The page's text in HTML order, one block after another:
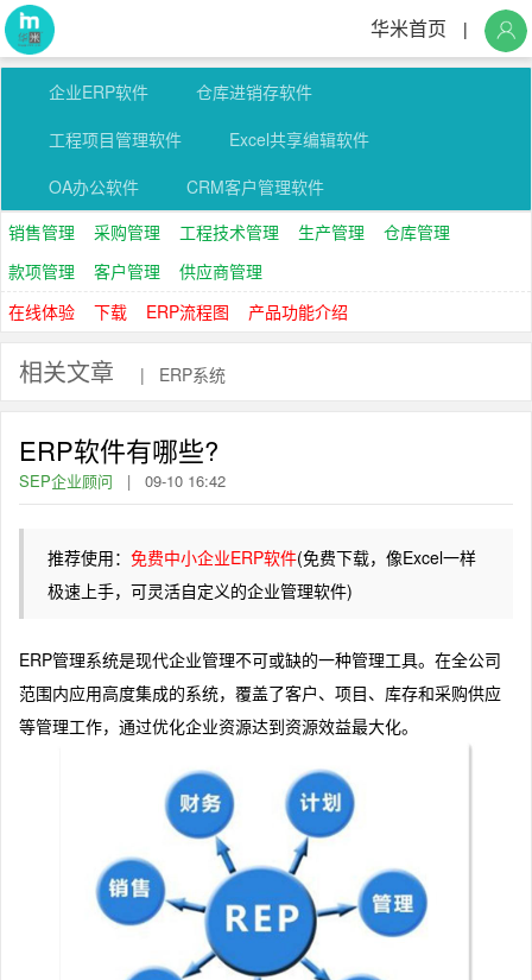
华米首页 |
企业ERP软件
仓库进销存软件
工程项目管理软件
Excel共享编辑软件
OA办公软件
CRM客户管理软件
销售管理
采购管理 工程技术管理 生产管理
仓库管理
款项管理
客户管理
供应商管理
在线体验
下载 ERP流程图 产品功能介绍
相关文章 | ERP系统
ERP软件有哪些?
SEP企业顾问 | 09-10 16:42
推荐使用： 免费中小企业ERP软件(免费下载，像Excel一样
极速上手，可灵活自定义的企业管理软件)
ERP管理系统是现代企业管理不可或缺的一种管理工具。在全公司
范围内应用高度集成的系统，覆盖了客户、项目、库存和采购供应
等管理工作，通过优化企业资源达到资源效益最大化。